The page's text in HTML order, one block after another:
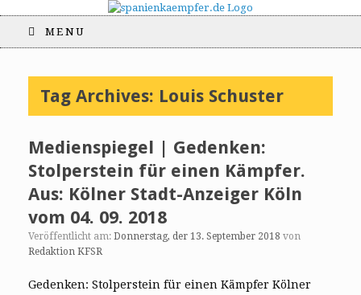
MENU
Tag Archives: Louis Schuster
Medienspiegel | Gedenken:
Stolperstein für einen Kämpfer.
Aus: Kölner Stadt-Anzeiger Köln
vom 04. 09. 2018
Veröffentlicht am: Donnerstag, der 13. September 2018 von
Redaktion KFSR
Gedenken: Stolperstein für einen Kämpfer Kölner